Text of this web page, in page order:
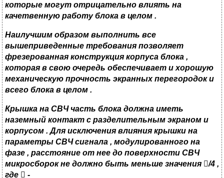
которые могут отрицательно влиять на
качетвенную работу блока в целом .
Наилучшим образом выполнить все
вышеприведенные требования позволяет
фрезерованная конструкция корпуса блока ,
которая в свою очередь обеспечивает и хорошую
механическую прочность экранных перегородок и
всего блока в целом .
Крышка на СВЧ часть блока должна иметь
наземный контакт с разделительным экраном и
корпусом . Для исключения влияния крышки на
параметры СВЧ сигнала , модулированного на
фазе , расстояние от нее до поверхности СВЧ
микросборок не должно быть меньше значения /4 ,
где  -